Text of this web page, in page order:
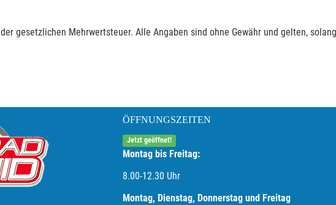
gesetzlichen Mehrwertsteuer. Alle Angaben sind ohne Gewähr und gelten,
ÖFFNUNGSZEITEN
Jetzt geöffnet!
Montag bis Freitag:
8.00-12.30 Uhr
Montag, Dienstag, Donnerstag und Freitag